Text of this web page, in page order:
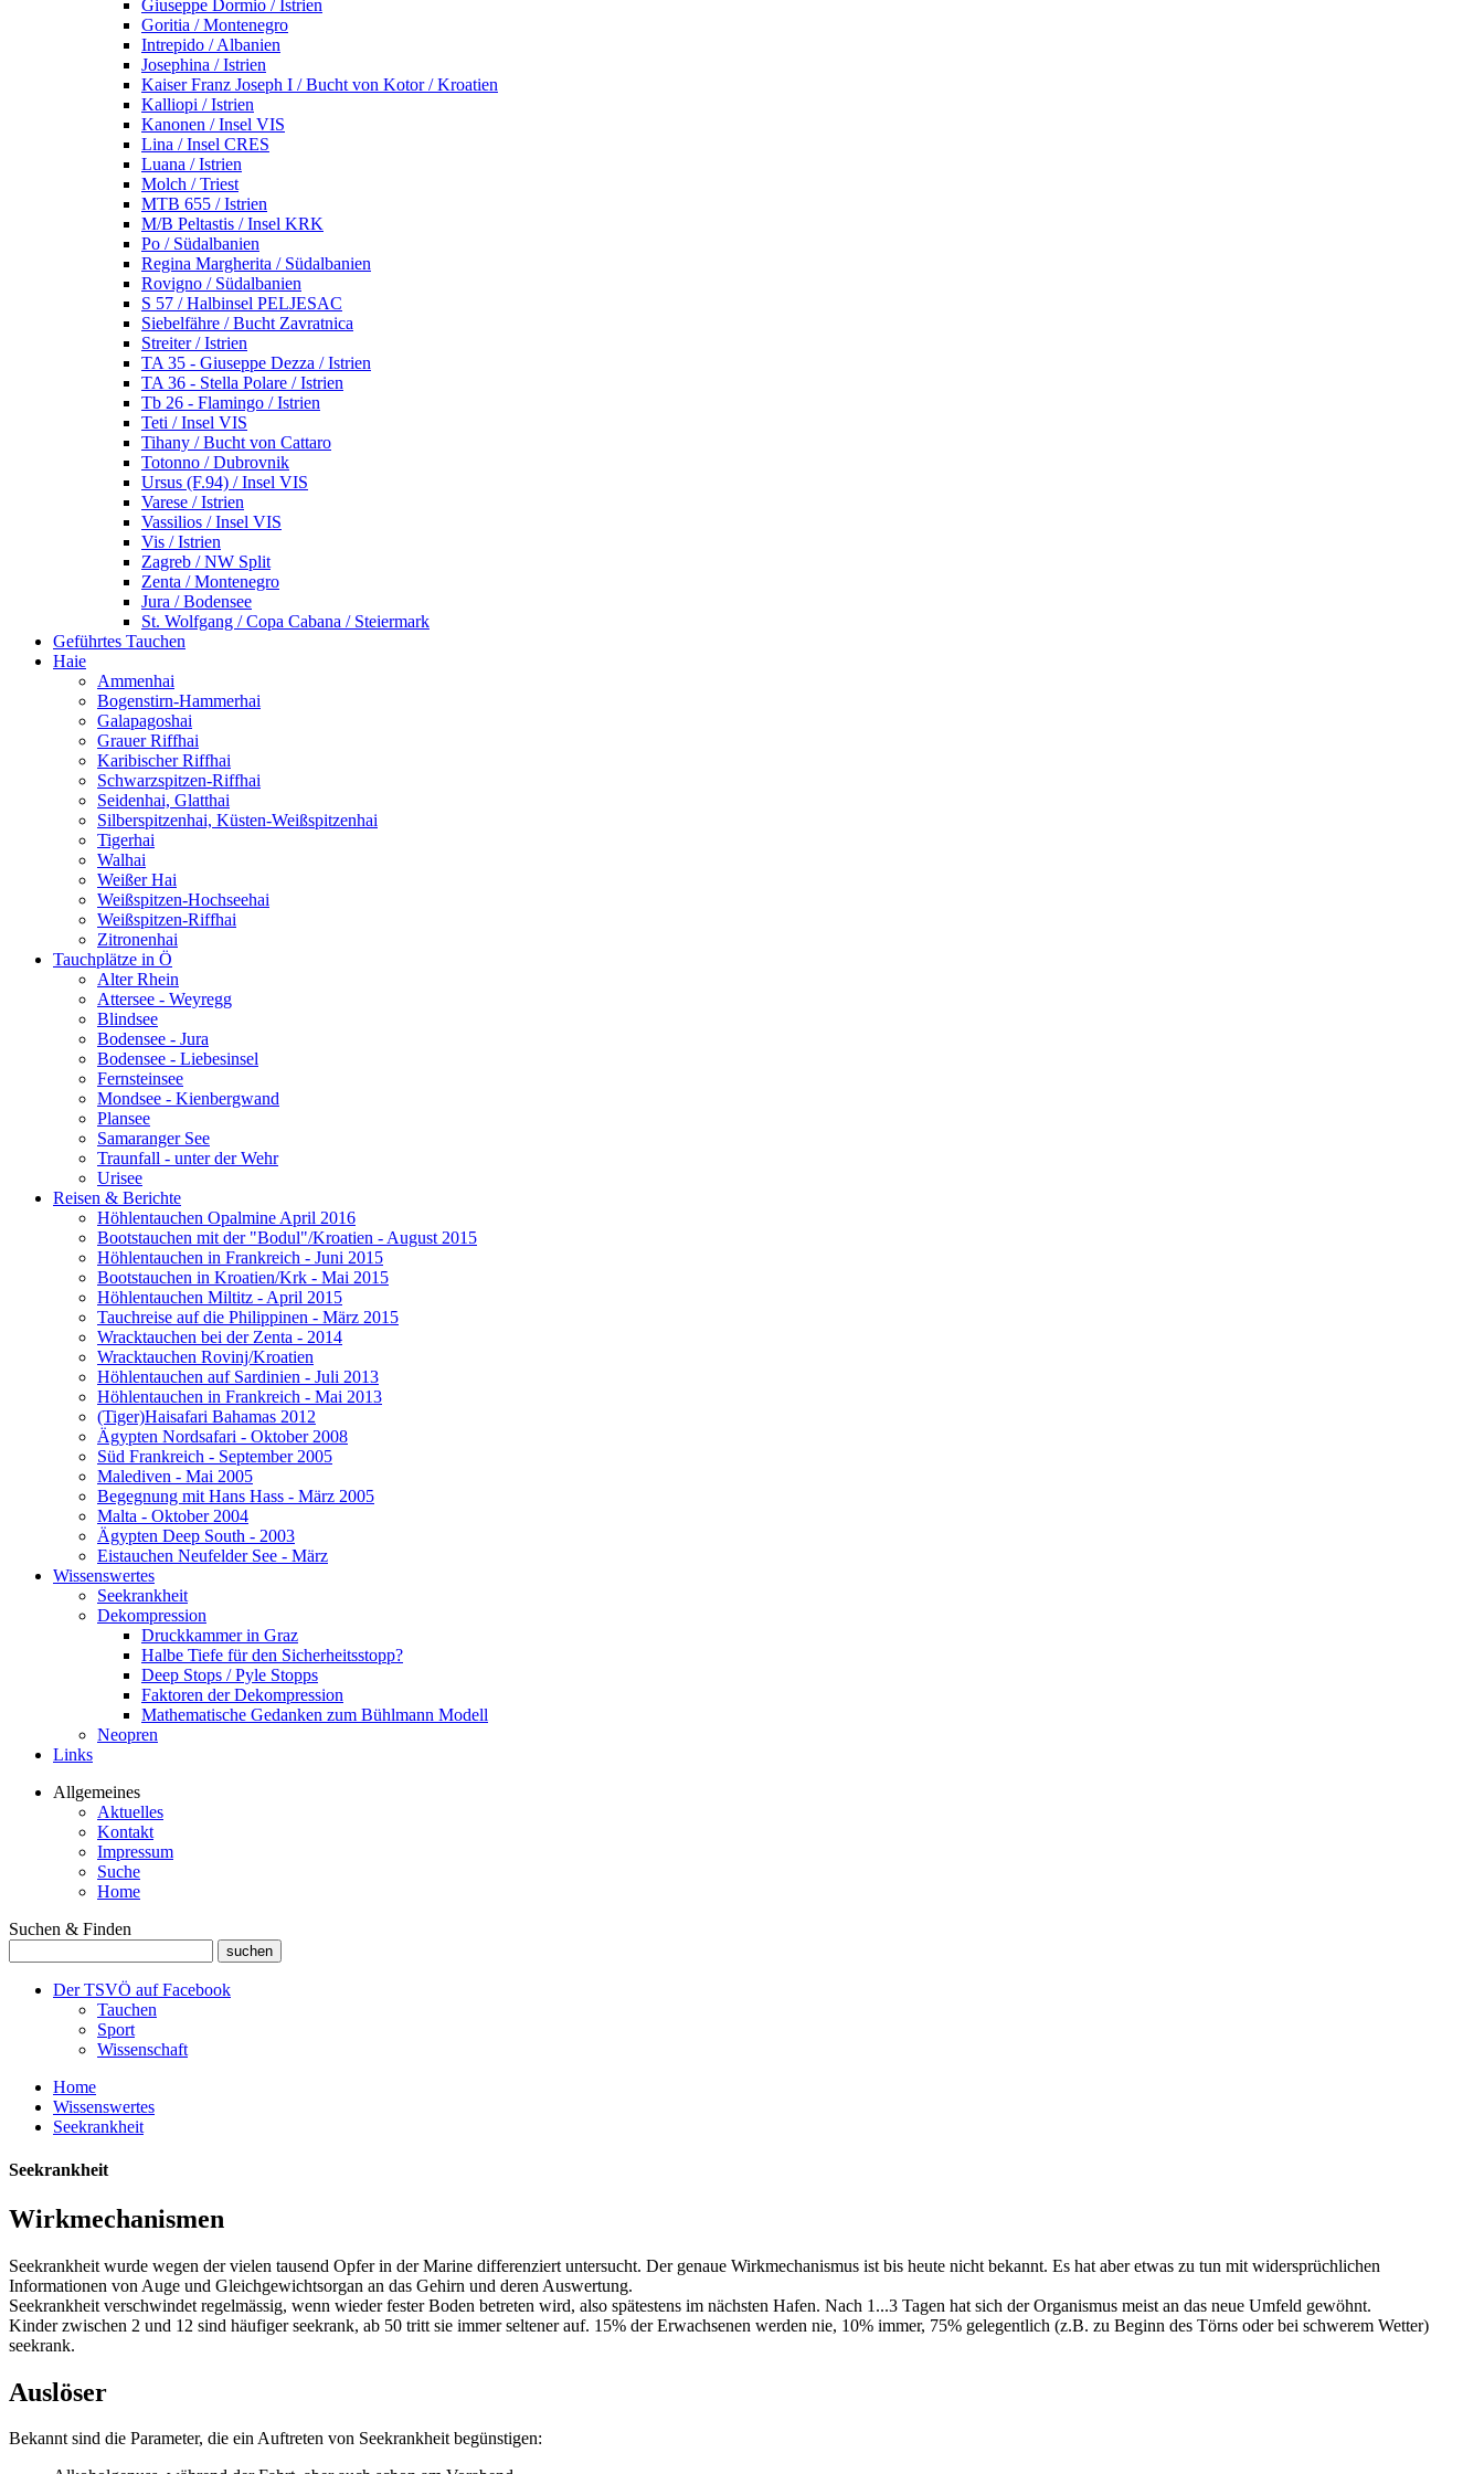
Giuseppe Dormio / Istrien
Goritia / Montenegro
Intrepido / Albanien
Josephina / Istrien
Kaiser Franz Joseph I / Bucht von Kotor / Kroatien
Kalliopi / Istrien
Kanonen / Insel VIS
Lina / Insel CRES
Luana / Istrien
Molch / Triest
MTB 655 / Istrien
M/B Peltastis / Insel KRK
Po / Südalbanien
Regina Margherita / Südalbanien
Rovigno / Südalbanien
S 57 / Halbinsel PELJESAC
Siebelfähre / Bucht Zavratnica
Streiter / Istrien
TA 35 - Giuseppe Dezza / Istrien
TA 36 - Stella Polare / Istrien
Tb 26 - Flamingo / Istrien
Teti / Insel VIS
Tihany / Bucht von Cattaro
Totonno / Dubrovnik
Ursus (F.94) / Insel VIS
Varese / Istrien
Vassilios / Insel VIS
Vis / Istrien
Zagreb / NW Split
Zenta / Montenegro
Jura / Bodensee
St. Wolfgang / Copa Cabana / Steiermark
Geführtes Tauchen
Haie
Ammenhai
Bogenstirn-Hammerhai
Galapagoshai
Grauer Riffhai
Karibischer Riffhai
Schwarzspitzen-Riffhai
Seidenhai, Glatthai
Silberspitzenhai, Küsten-Weißspitzenhai
Tigerhai
Walhai
Weißer Hai
Weißspitzen-Hochseehai
Weißspitzen-Riffhai
Zitronenhai
Tauchplätze in Ö
Alter Rhein
Attersee - Weyregg
Blindsee
Bodensee - Jura
Bodensee - Liebesinsel
Fernsteinsee
Mondsee - Kienbergwand
Plansee
Samaranger See
Traunfall - unter der Wehr
Urisee
Reisen & Berichte
Höhlentauchen Opalmine April 2016
Bootstauchen mit der "Bodul"/Kroatien - August 2015
Höhlentauchen in Frankreich - Juni 2015
Bootstauchen in Kroatien/Krk - Mai 2015
Höhlentauchen Miltitz - April 2015
Tauchreise auf die Philippinen - März 2015
Wracktauchen bei der Zenta - 2014
Wracktauchen Rovinj/Kroatien
Höhlentauchen auf Sardinien - Juli 2013
Höhlentauchen in Frankreich - Mai 2013
(Tiger)Haisafari Bahamas 2012
Ägypten Nordsafari - Oktober 2008
Süd Frankreich - September 2005
Malediven - Mai 2005
Begegnung mit Hans Hass - März 2005
Malta - Oktober 2004
Ägypten Deep South - 2003
Eistauchen Neufelder See - März
Wissenswertes
Seekrankheit
Dekompression
Druckkammer in Graz
Halbe Tiefe für den Sicherheitsstopp?
Deep Stops / Pyle Stopps
Faktoren der Dekompression
Mathematische Gedanken zum Bühlmann Modell
Neopren
Links
Allgemeines
Aktuelles
Kontakt
Impressum
Suche
Home
Suchen & Finden
Der TSVÖ auf Facebook
Tauchen
Sport
Wissenschaft
Home
Wissenswertes
Seekrankheit
Seekrankheit
Wirkmechanismen
Seekrankheit wurde wegen der vielen tausend Opfer in der Marine differenziert untersucht. Der genaue Wirkmechanismus ist bis heute nicht bekannt. Es hat aber etwas zu tun mit widersprüchlichen
Informationen von Auge und Gleichgewichtsorgan an das Gehirn und deren Auswertung.
Seekrankheit verschwindet regelmässig, wenn wieder fester Boden betreten wird, also spätestens im nächsten Hafen. Nach 1...3 Tagen hat sich der Organismus meist an das neue Umfeld gewöhnt.
Kinder zwischen 2 und 12 sind häufiger seekrank, ab 50 tritt sie immer seltener auf. 15% der Erwachsenen werden nie, 10% immer, 75% gelegentlich (z.B. zu Beginn des Törns oder bei schwerem Wetter)
seekrank.
Auslöser
Bekannt sind die Parameter, die ein Auftreten von Seekrankheit begünstigen: